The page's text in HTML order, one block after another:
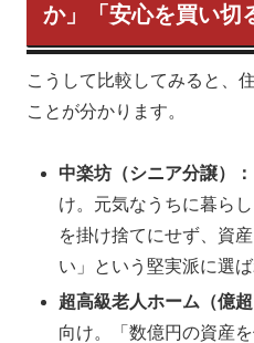
か」「安心を買い切
こうして比較してみると、
ことが分かります。
中楽坊（シニア分譲）：
け。元気なうちに暮ら
を掛け捨てにせず、資
い」という堅実派に選ば
超高級老人ホーム（億超
向け。「数億円の資産